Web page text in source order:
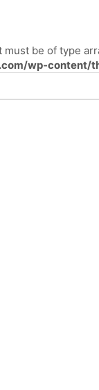
must be of type
wp-content/